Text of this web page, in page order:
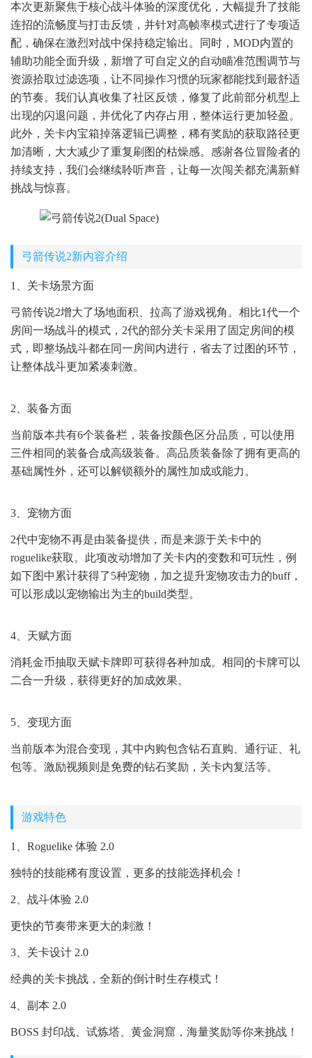
本次更新聚焦于核心战斗体验的深度优化，大幅提升了技能
连招的流畅度与打击反馈，并针对高帧率模式进行了专项适
配，确保在激烈对战中保持稳定输出。同时，MOD内置的
辅助功能全面升级，新增了可自定义的自动瞄准范围调节与
资源拾取过滤选项，让不同操作习惯的玩家都能找到最舒适
的节奏。我们认真收集了社区反馈，修复了此前部分机型上
出现的闪退问题，并优化了内存占用，整体运行更加轻盈。
此外，关卡内宝箱掉落逻辑已调整，稀有奖励的获取路径更
加清晰，大大减少了重复刷图的枯燥感。感谢各位冒险者的
持续支持，我们会继续聆听声音，让每一次闯关都充满新鲜
挑战与惊喜。
弓箭传说2新内容介绍
1、关卡场景方面
弓箭传说2增大了场地面积、拉高了游戏视角。相比1代一个
房间一场战斗的模式，2代的部分关卡采用了固定房间的模
式，即整场战斗都在同一房间内进行，省去了过图的环节，
让整体战斗更加紧凑刺激。
2、装备方面
当前版本共有6个装备栏，装备按颜色区分品质，可以使用
三件相同的装备合成高级装备。高品质装备除了拥有更高的
基础属性外，还可以解锁额外的属性加成或能力。
3、宠物方面
2代中宠物不再是由装备提供，而是来源于关卡中的
roguelike获取。此项改动增加了关卡内的变数和可玩性，例
如下图中累计获得了5种宠物，加之提升宠物攻击力的buff，
可以形成以宠物输出为主的build类型。
4、天赋方面
消耗金币抽取天赋卡牌即可获得各种加成。相同的卡牌可以
二合一升级，获得更好的加成效果。
5、变现方面
当前版本为混合变现，其中内购包含钻石直购、通行证、礼
包等。激励视频则是免费的钻石奖励，关卡内复活等。
游戏特色
1、Roguelike 体验 2.0
独特的技能稀有度设置，更多的技能选择机会！
2、战斗体验 2.0
更快的节奏带来更大的刺激！
3、关卡设计 2.0
经典的关卡挑战，全新的倒计时生存模式！
4、副本 2.0
BOSS 封印战、试炼塔、黄金洞窟，海量奖励等你来挑战！